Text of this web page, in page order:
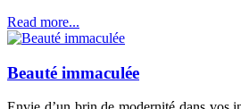
Read more...
Beauté immaculée